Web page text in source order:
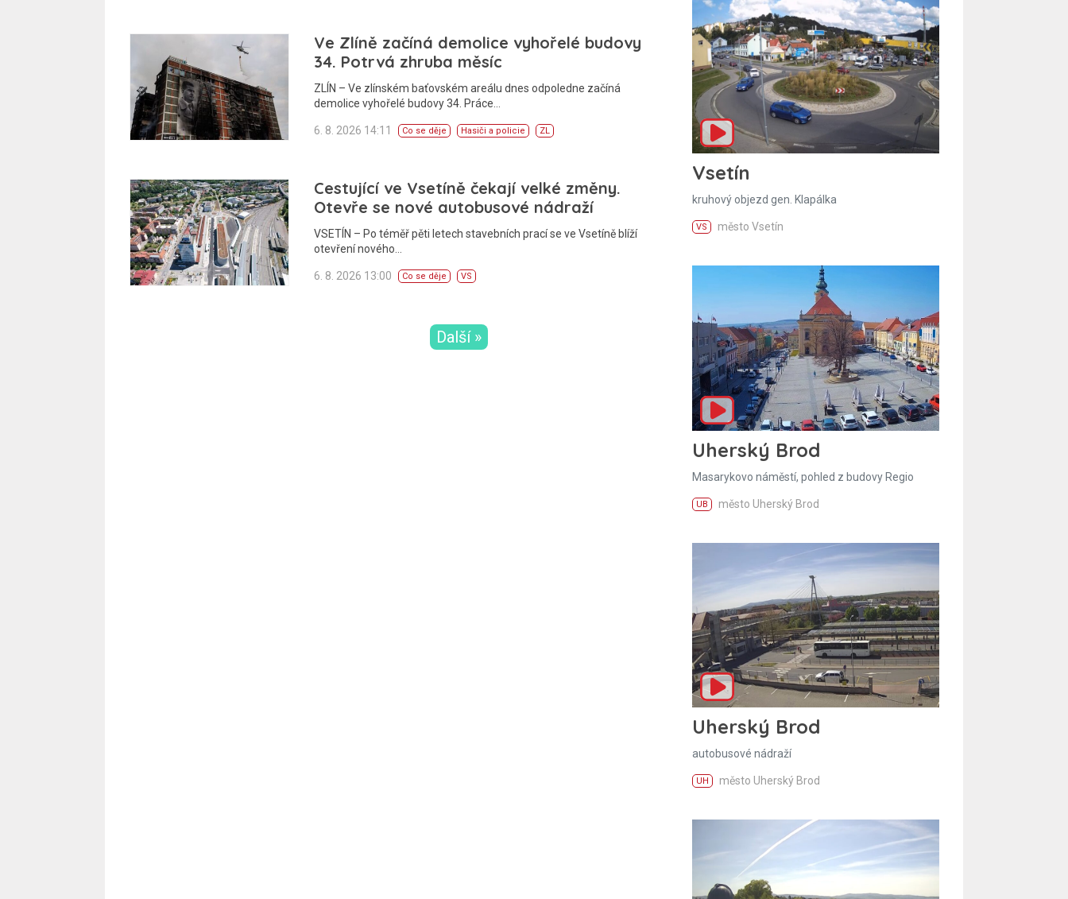
Ve Zlíně začíná demolice vyhořelé budovy
34. Potrvá zhruba měsíc
ZLÍN – Ve zlínském baťovském areálu dnes odpoledne začíná
demolice vyhořelé budovy 34. Práce…
6. 8. 2026 14:11 Co se děje Hasiči a policie ZL
Cestující ve Vsetíně čekají velké změny.
Otevře se nové autobusové nádraží
VSETÍN – Po téměř pěti letech stavebních prací se ve Vsetíně blíží
otevření nového…
6. 8. 2026 13:00 Co se děje VS
Další »
Vsetín
kruhový objezd gen. Klapálka
VS město Vsetín
Uherský Brod
Masarykovo náměstí, pohled z budovy Regio
UB město Uherský Brod
Uherský Brod
autobusové nádraží
UH město Uherský Brod